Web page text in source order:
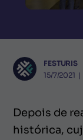
FESTURIS
15/7/2021 |
Depois de
histórica,